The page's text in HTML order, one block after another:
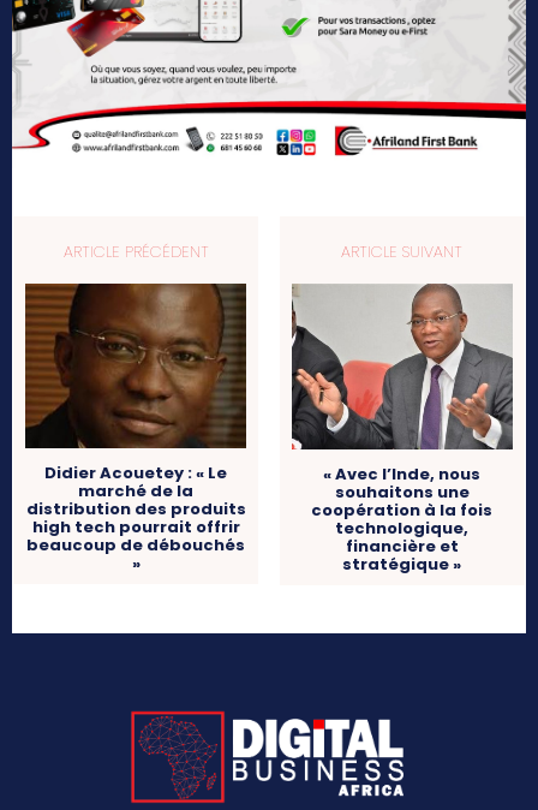
ARTICLE PRÉCÉDENT
Didier Acouetey : « Le
marché de la
distribution des produits
high tech pourrait offrir
beaucoup de débouchés
»
ARTICLE SUIVANT
« Avec l’Inde, nous
souhaitons une
coopération à la fois
technologique,
financière et
stratégique »